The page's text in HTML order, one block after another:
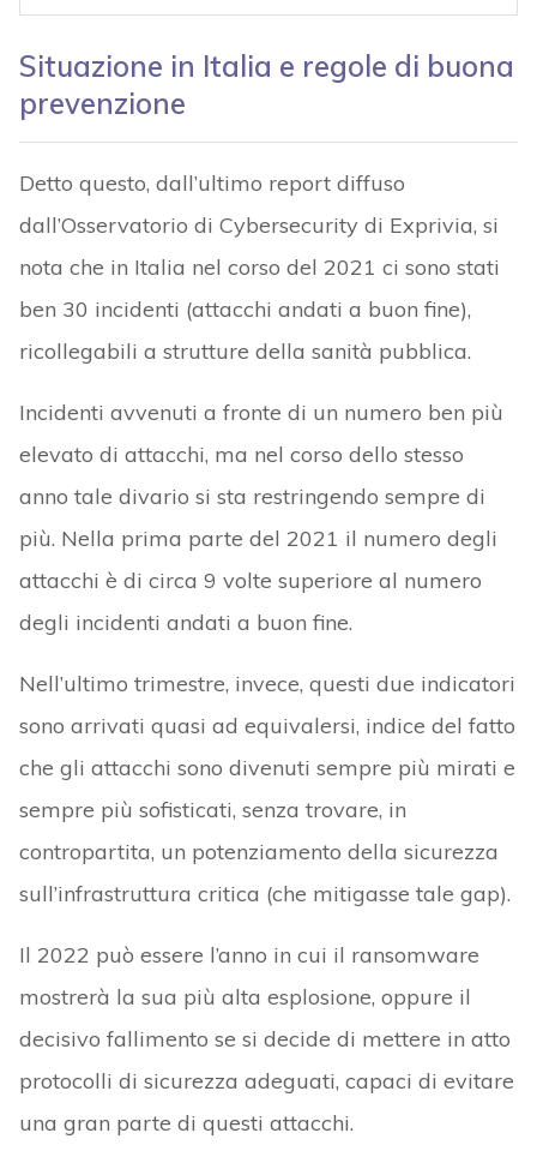
Situazione in Italia e regole di buona
prevenzione
Detto questo, dall’ultimo report diffuso
dall’Osservatorio di Cybersecurity di Exprivia, si
nota che in Italia nel corso del 2021 ci sono stati
ben 30 incidenti (attacchi andati a buon fine),
ricollegabili a strutture della sanità pubblica.
Incidenti avvenuti a fronte di un numero ben più
elevato di attacchi, ma nel corso dello stesso
anno tale divario si sta restringendo sempre di
più. Nella prima parte del 2021 il numero degli
attacchi è di circa 9 volte superiore al numero
degli incidenti andati a buon fine.
Nell’ultimo trimestre, invece, questi due indicatori
sono arrivati quasi ad equivalersi, indice del fatto
che gli attacchi sono divenuti sempre più mirati e
sempre più sofisticati, senza trovare, in
contropartita, un potenziamento della sicurezza
sull’infrastruttura critica (che mitigasse tale gap).
Il 2022 può essere l’anno in cui il ransomware
mostrerà la sua più alta esplosione, oppure il
decisivo fallimento se si decide di mettere in atto
protocolli di sicurezza adeguati, capaci di evitare
una gran parte di questi attacchi.